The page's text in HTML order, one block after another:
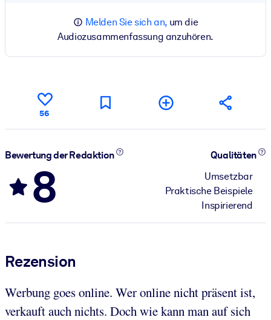
Melden Sie sich an,um die
Audiozusammenfassung anzuhören.
56
Bewertung der Redaktion
8
Qualitäten
Umsetzbar
Praktische Beispiele
Inspirierend
Rezension
Werbung goes online. Wer online nicht präsent ist,
verkauft auch nichts. Doch wie kann man auf sich